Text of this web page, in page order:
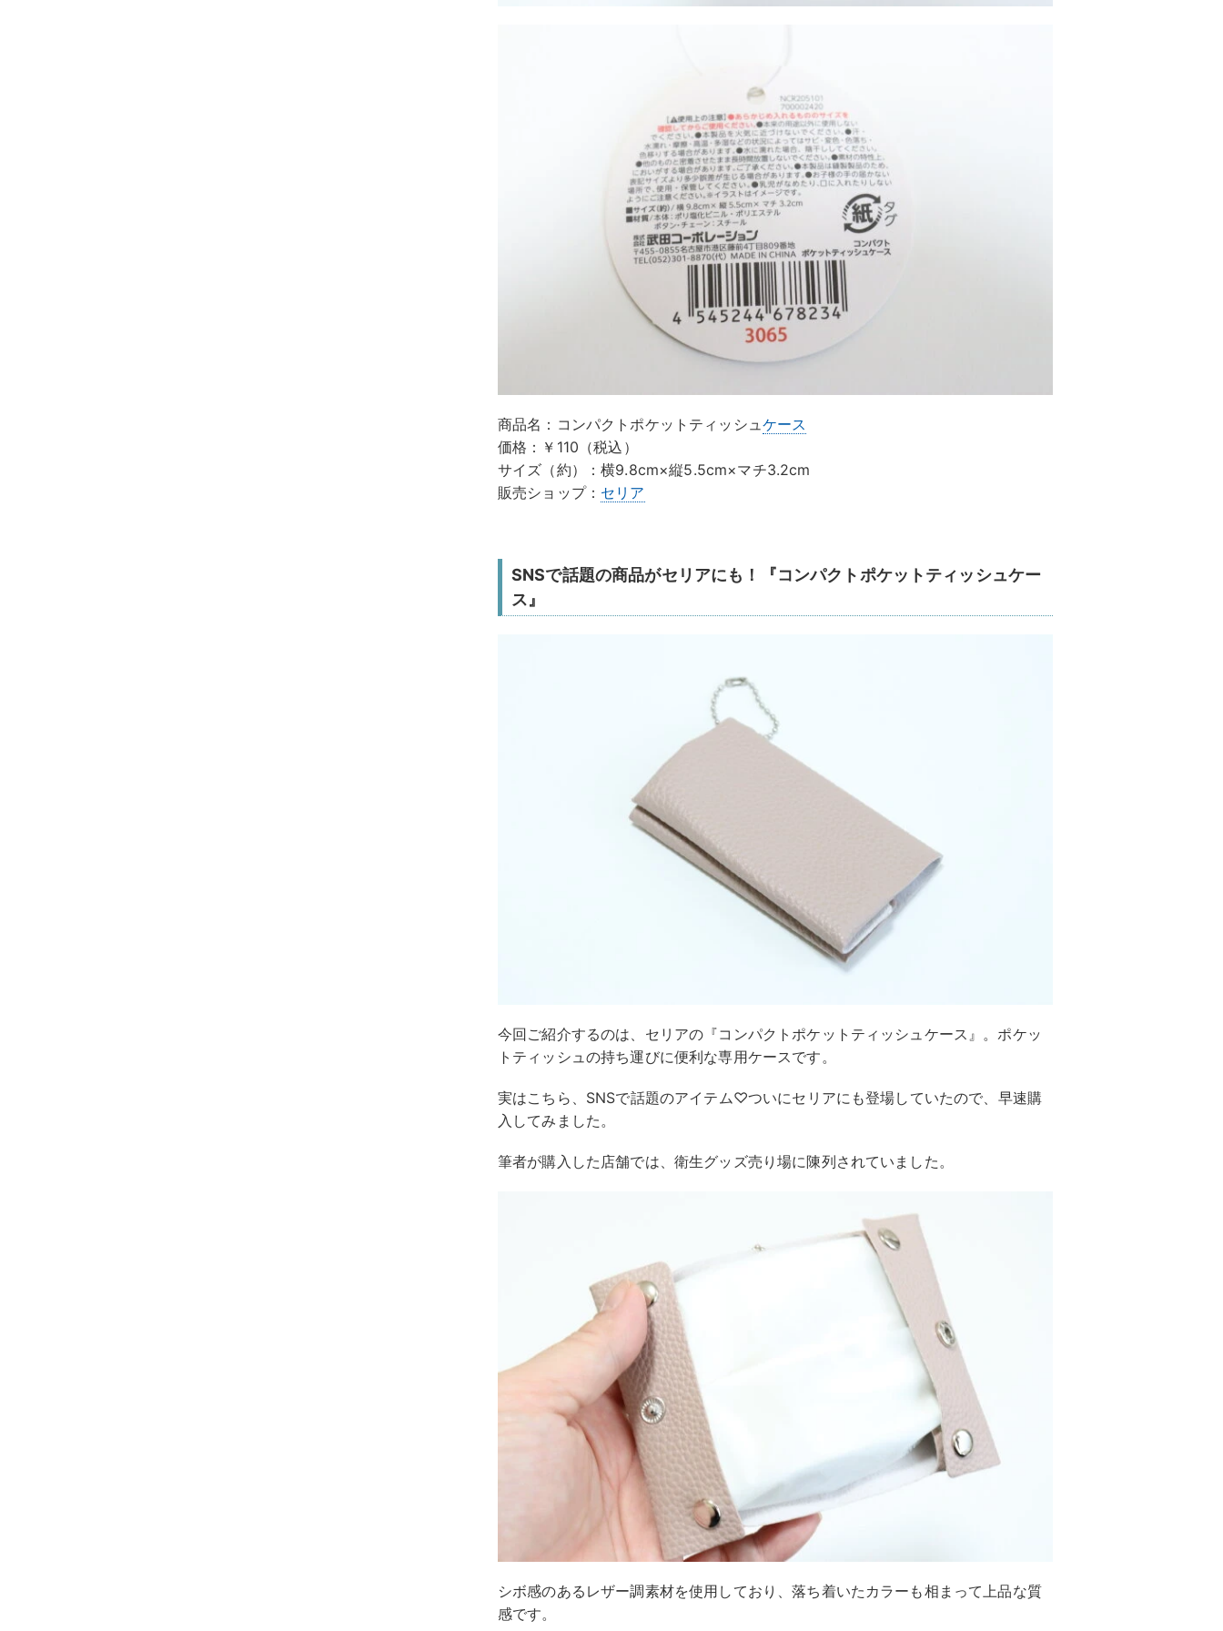
商品名：コンパクトポケットティッシュケース
価格：￥110（税込）
サイズ（約）：横9.8cm×縦5.5cm×マチ3.2cm
販売ショップ： セリア
SNSで話題の商品がセリアにも！『コンパクトポケットティッシュケー
ス』
今回ご紹介するのは、セリアの『コンパクトポケットティッシュケース』。ポケッ
トティッシュの持ち運びに便利な専用ケースです。
実はこちら、SNSで話題のアイテム♡ついにセリアにも登場していたので、早速購
入してみました。
筆者が購入した店舗では、衛生グッズ売り場に陳列されていました。
シボ感のあるレザー調素材を使用しており、落ち着いたカラーも相まって上品な質
感です。